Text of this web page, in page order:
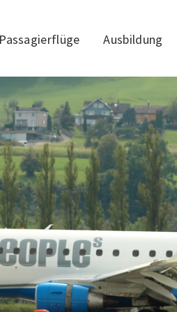
Ausbildung